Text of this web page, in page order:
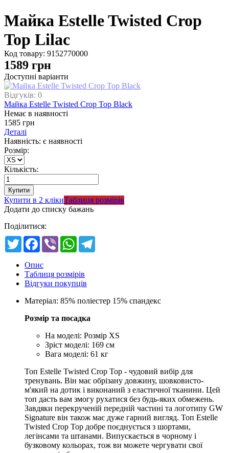
Майка Estelle Twisted Crop
Top Lilac
Код товару: 9152770000
1589 грн
Доступні варіанти
Відгуків: 0
Майка Estelle Twisted Crop Top Black
Немає в наявності
1585 грн
Деталі
Наявність: є наявності
Розмір:
Кількість:
Купити в 2 клікиТаблиця розмірів
Додати до списку бажань
Поділитися:
TwitterFacebook
Viber WhatsApp
Опис
Таблиця розмірів
Відгуки покупців
Матеріал: 85% поліестер 15% спандекс
Розмір та посадка
На моделі: Розмір XS
Зріст моделі: 169 см
Вага моделі: 61 кг
Топ Estelle Twisted Crop Top - чудовий вибір для
тренувань. Він має обрізану довжину, шовковисто-
м'який на дотик і виконаний з еластичної тканини. Цей
топ дасть вам змогу рухатися без будь-яких обмежень.
Завдяки перекрученій передній частині та логотипу GW
Signature він також має дуже гарний вигляд. Топ Estelle
Twisted Crop Top добре поєднується з шортами,
легінсами та штанами. Випускається в чорному і
бузковому кольорах, тож ви можете чергувати свої